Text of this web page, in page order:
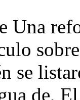
Una
se
de,